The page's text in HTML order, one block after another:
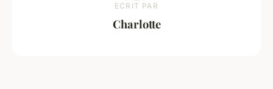
ECRIT PAR
Charlotte